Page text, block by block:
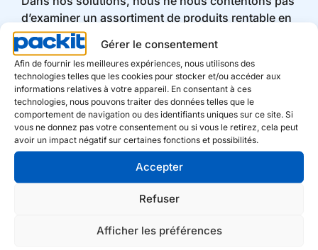
Gérer le consentement
Afin de fournir les meilleures expériences, nous utilisons des
technologies telles que les cookies pour stocker et/ou accéder aux
informations relatives à votre appareil. En consentant à ces
technologies, nous pouvons traiter des données telles que le
comportement de navigation ou des identifiants uniques sur ce site. Si
vous ne donnez pas votre consentement ou si vous le retirez, cela peut
avoir un impact négatif sur certaines fonctions et possibilités.
Accepter
Refuser
Afficher les préférences
d’examiner un assortiment de produits rentable en
vue d’augmenter les ventes, mais nous nous
penchons également sur l’optimisation des
processus. Notre objectif : de meilleures
performances et des coûts réduits.
Grâce à notre collaboration de longue date avec
différents détaillants européens, nous
connaissons les aspects opérationnels du
commerce de détail. Nous adoptons une approche
intégrée, pour plus d’efficacité et le bon équilibre
entre ambition et faisabilité. Ensemble vers l’avant